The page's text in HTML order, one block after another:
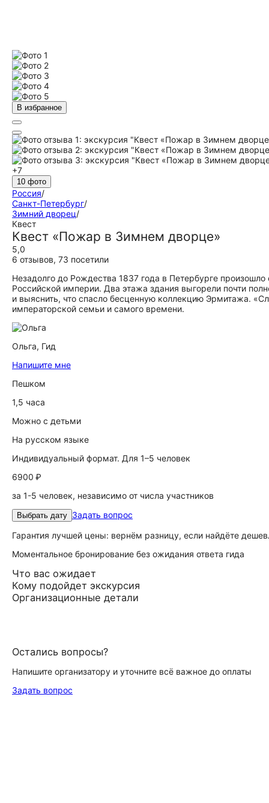
В избранное
+7
10 фото
Россия/
Санкт-Петербург/
Зимний дворец/
Квест
Квест «Пожар в Зимнем дворце»
5,0
6 отзывов, 73 посетили
Незадолго до Рождества 1837 года в Петербурге
Российской империи. Два этажа здания выгорели почти
и выяснить, что спасло бесценную коллекцию Эрмитажа.
императорской семьи и самого времени.
Ольга, Гид
Напишите мне
Пешком
1,5 часа
Можно с детьми
На русском языке
Индивидуальный формат. Для 1–5 человек
6900 ₽
за 1-5 человек, независимо от числа участников
Выбрать дату Задать вопрос
Гарантия лучшей цены: вернём разницу, если найдёте
Моментальное бронирование без ожидания ответа гида
Что вас ожидает
Кому подойдет экскурсия
Организационные детали
Остались вопросы?
Напишите организатору и уточните всё важное до оплаты
Задать вопрос